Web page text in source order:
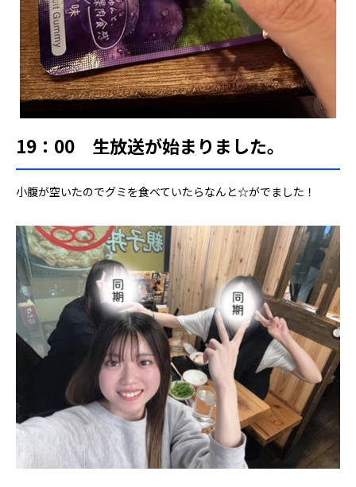
19：00 生放送が始まりました。
小腹が空いたのでグミを食べていたらなんと☆がでました！